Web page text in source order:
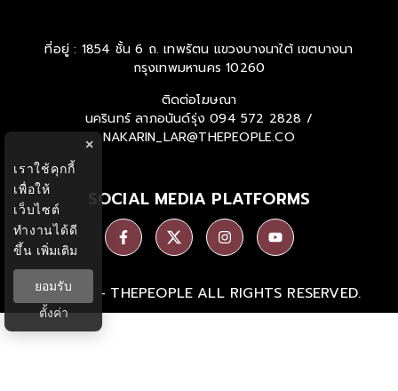
ที่อยู่ : 1854 ชั้น 6 ถ. เทพรัตน แขวงบางนาใต้ เขตบางนา
กรุงเทพมหานคร 10260
ติดต่อโฆษณา
นครินทร์ ลาภอนันด์รุ่ง 094 572 2828 /
NAKARIN_LAR@THEPEOPLE.CO
SOCIAL MEDIA PLATFORMS
Ⓒ 2026 - THEPEOPLE ALL RIGHTS RESERVED.
×
เราใช้คุกกี้
เพื่อให้
เว็บไซต์
ทำงานได้ดี
ขึ้น เพิ่มเติม
ยอมรับ
ตั้งค่า